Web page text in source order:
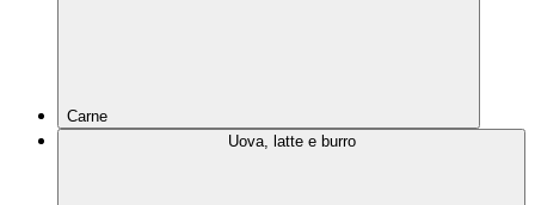
Carne
Uova, latte e burro